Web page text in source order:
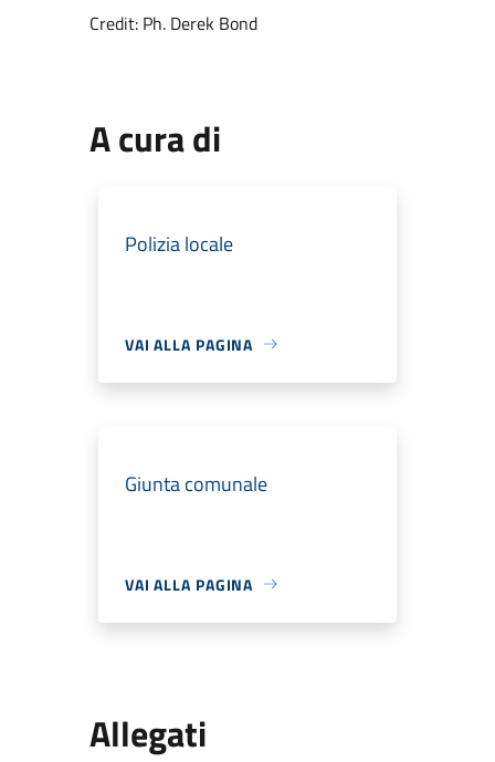
Credit: Ph. Derek Bond
A cura di
Polizia locale
VAI ALLA PAGINA
Giunta comunale
VAI ALLA PAGINA
Allegati